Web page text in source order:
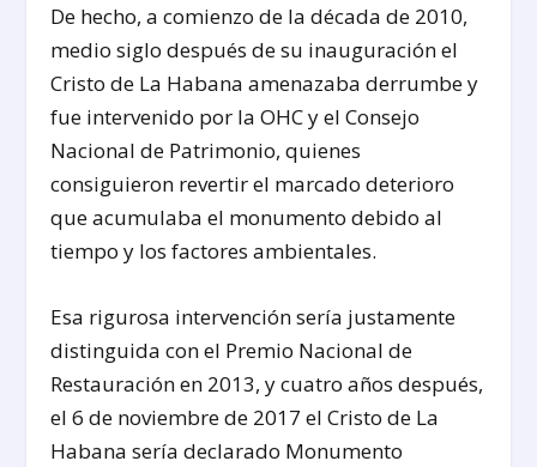
De hecho, a comienzo de la década de 2010,
medio siglo después de su inauguración el
Cristo de La Habana amenazaba derrumbe y
fue intervenido por la OHC y el Consejo
Nacional de Patrimonio, quienes
consiguieron revertir el marcado deterioro
que acumulaba el monumento debido al
tiempo y los factores ambientales.
Esa rigurosa intervención sería justamente
distinguida con el Premio Nacional de
Restauración en 2013, y cuatro años después,
el 6 de noviembre de 2017 el Cristo de La
Habana sería declarado Monumento